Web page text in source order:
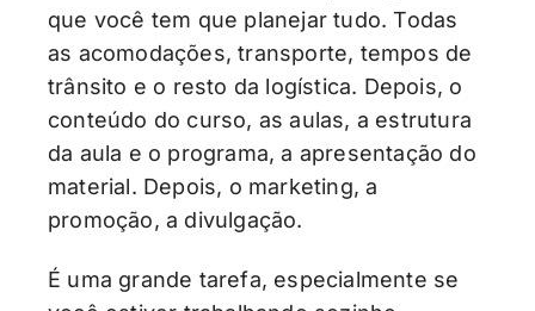
que você tem que planejar tudo. Todas
as acomodações, transporte, tempos de
trânsito e o resto da logística. Depois, o
conteúdo do curso, as aulas, a estrutura
da aula e o programa, a apresentação do
material. Depois, o marketing, a
promoção, a divulgação.
É uma grande tarefa, especialmente se